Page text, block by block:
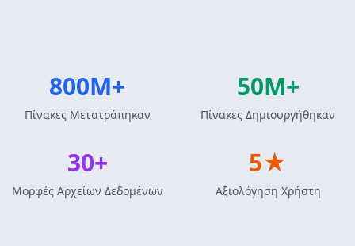
800M+
Πίνακες Μετατράπηκαν
50M+
Πίνακες Δημιουργήθηκαν
30+
Μορφές Αρχείων Δεδομένων
5★
Αξιολόγηση Χρήστη